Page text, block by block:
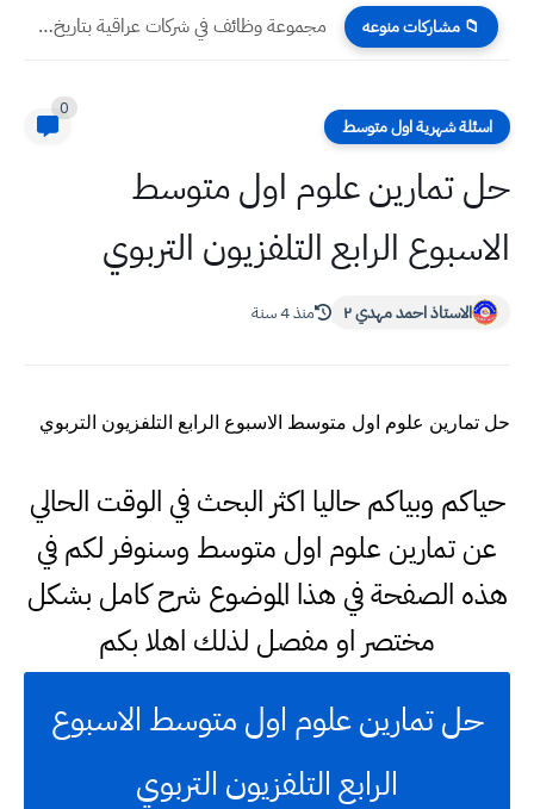
📁 مشاركات منوعه مجموعة وظائف في شركات عراقية بتاريخ اليوم الجمعة 23 /...
اسئلة شهرية اول متوسط
0
حل تمارين علوم اول متوسط
الاسبوع الرابع التلفزيون التربوي
الاستاذ احمد مهدي ٢ منذ 4 سنة
حل تمارين علوم اول متوسط الاسبوع الرابع التلفزيون التربوي
حياكم وبياكم حاليا اكثر البحث في الوقت الحالي
عن تمارين علوم اول متوسط وسنوفر لكم في
هذه الصفحة في هذا الموضوع شرح كامل بشكل
مختصر او مفصل لذلك اهلا بكم
حل تمارين علوم اول متوسط الاسبوع
الرابع التلفزيون التربوي